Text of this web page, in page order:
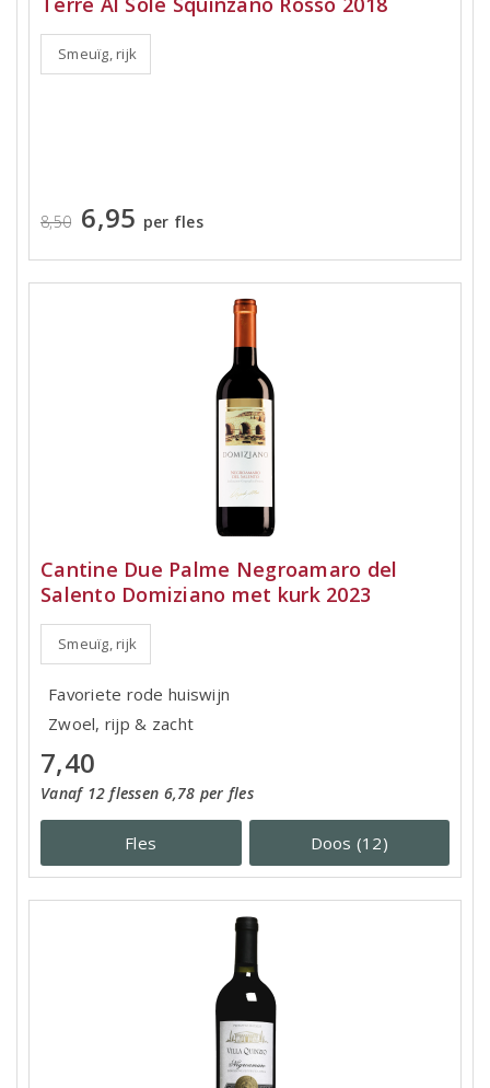
Smeuïg, rijk
8,50 6,95 per fles
Cantine Due Palme Negroamaro del
Salento Domiziano met kurk 2023
Smeuïg, rijk
Favoriete rode huiswijn
Zwoel, rijp & zacht
7,40
Vanaf 12 flessen 6,78 per fles
Fles Doos (12)